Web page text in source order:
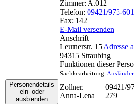
Zimmer: A.012
Telefon: 09421/973-601
Fax: 142
E-Mail versenden
Anschrift
Leutnerstr. 15 Adresse
94315 Straubing
Funktionen dieser
Sachbearbeitung:
Personendetails
ein- oder
ausblenden
Zollner,
Anna-Lena
09421/
279